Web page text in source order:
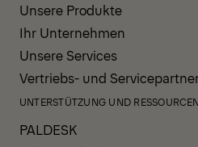
Unsere Produkte
Ihr Unternehmen
Unsere Services
Vertriebs- und
UNTERSTÜTZUNG UND RESSOURCEN
PALDESK